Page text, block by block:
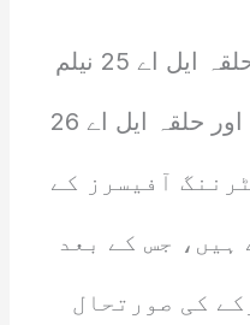
سید ثقلین فدا کاظمی نے حلقہ ایل اے 25 نیلم
ون سے سردار تنویر الیاس اور حلقہ ایل اے 26
آفیسرز کے
ہیں، جس کے بعد
کی صورتحال